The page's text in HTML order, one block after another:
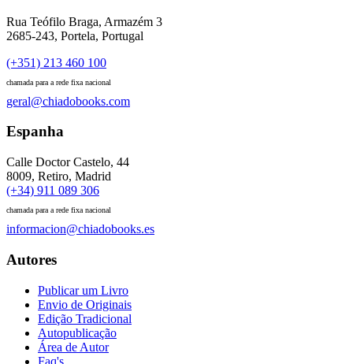
Rua Teófilo Braga, Armazém 3
2685-243, Portela, Portugal
(+351) 213 460 100
chamada para a rede fixa nacional
geral@chiadobooks.com
Espanha
Calle Doctor Castelo, 44
8009, Retiro, Madrid
(+34) 911 089 306
chamada para a rede fixa nacional
informacion@chiadobooks.es
Autores
Publicar um Livro
Envio de Originais
Edição Tradicional
Autopublicação
Área de Autor
Faq's